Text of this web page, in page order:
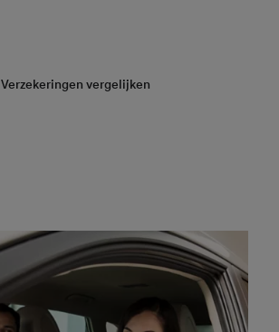
Verzekeringen vergelijken